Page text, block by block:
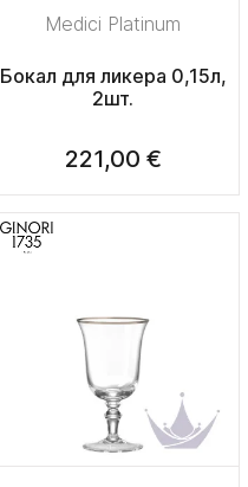
Medici Platinum
Бокал для ликера 0,15л,
2шт.
221,00 €